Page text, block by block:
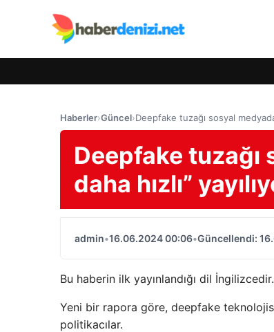
Haberler›Güncel›Deepfake tuzağı sosyal
Deepfake tuzağı
daha hızlı”
admin•16.06.2024 00:06•Güncellendi:
Bu haberin ilk yayınlandığı dil İngilizcedir.
Yeni bir rapora göre, deepfake
politikacılar.